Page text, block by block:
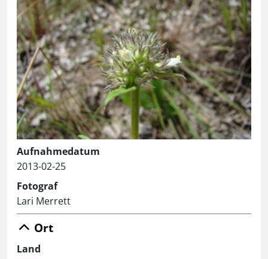
Aufnahmedatum
2013-02-25
Fotograf
Lari Merrett
Ort
Land